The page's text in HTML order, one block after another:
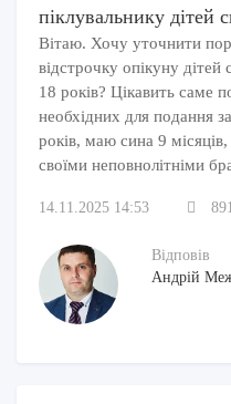
піклувальнику дітей
Вітаю. Хочу уточнити
відстрочку опікуну
18 років? Цікавить саме
необхідних для подання
років, маю сина 9
своїми неповнолітніми
14.11.2025 14:53
Відповів
Андрій